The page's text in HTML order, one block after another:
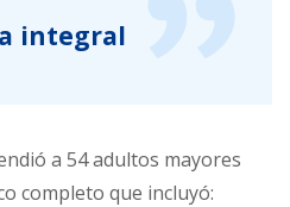
integral
a 54 adultos mayores
completo que incluyó: